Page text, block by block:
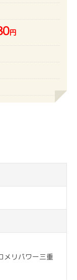
円
リパワー三重